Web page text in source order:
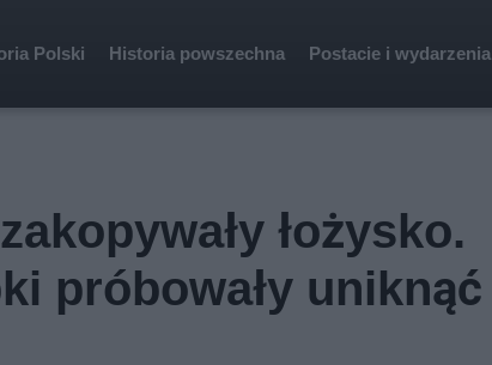
Polski Historia powszechna Postacie i wydarzenia
łożysko.
próbowały uniknąć